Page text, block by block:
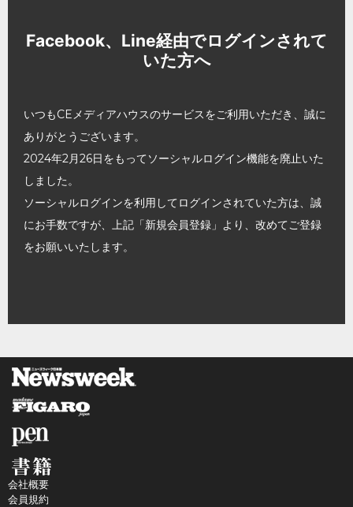
Facebook、Line経由でログインされて
いた方へ
いつもCEメディアハウスのサービスをご利用いただき、誠に
ありがとうございます。
2024年2月26日をもってソーシャルログイン機能を廃止いた
しました。
ソーシャルログインを利用してログインされていた方は、誠
にお手数ですが、上記「新規会員登録」より、改めてご登録
をお願いいたします。
会社概要
会員規約